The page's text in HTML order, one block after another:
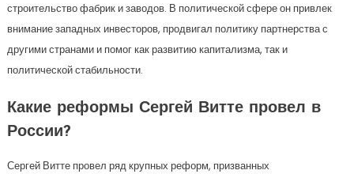
строительство фабрик и заводов. В политической сфере он привлек
внимание западных инвесторов, продвигал политику партнерства с
другими странами и помог как развитию капитализма, так и
политической стабильности.
Какие реформы Сергей Витте провел в
России?
Сергей Витте провел ряд крупных реформ, призванных